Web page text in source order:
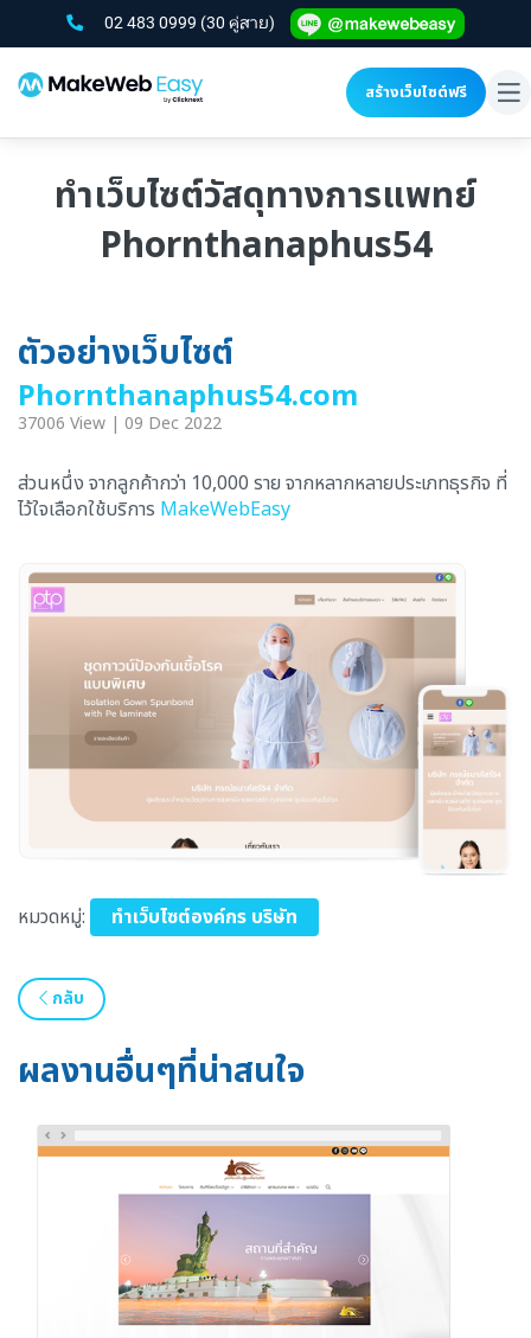
02 483 0999 (30 คู่สาย)
สร้างเว็บไซต์ฟรี
ทำเว็บไซต์วัสดุทางการแพทย์
Phornthanaphus54
ตัวอย่างเว็บไซต์
Phornthanaphus54.com
37006 View | 09 Dec 2022
ส่วนหนึ่ง จากลูกค้ากว่า 10,000 ราย จากหลากหลายประเภทธุรกิจ ที่
ไว้ใจเลือกใช้บริการ MakeWebEasy
หมวดหมู่: ทำเว็บไซต์องค์กร บริษัท
กลับ
ผลงานอื่นๆที่น่าสนใจ